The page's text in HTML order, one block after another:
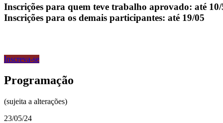
Inscrições para quem teve trabalho aprovado: até 10/
Inscrições para os demais participantes: até 19/05
Inscreva-se
Programação
(sujeita a alterações)
23/05/24